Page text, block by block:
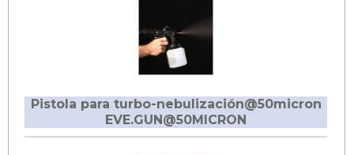
Pistola para turbo-nebulización@50micron
EVE.GUN@50MICRON